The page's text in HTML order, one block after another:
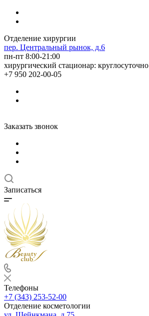
Отделение хирургии
пер. Центральный рынок, д.6
пн-пт 8:00-21:00
хирургический стационар: круглосуточно
+7 950 202-00-05
Заказать звонок
Записаться
Телефоны
+7 (343) 253-52-00
Отделение косметологии